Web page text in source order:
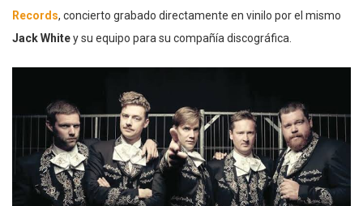
Records, concierto grabado directamente en vinilo por el mismo
Jack Whitey su equipo para su compañía discográfica.